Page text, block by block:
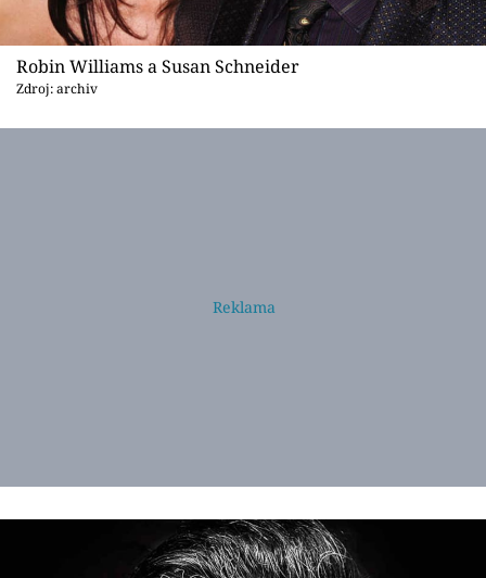
Robin Williams a Susan Schneider
Zdroj: archiv